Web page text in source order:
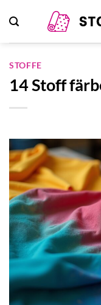
Inhalt
springen
STOFFE
14 Stoff